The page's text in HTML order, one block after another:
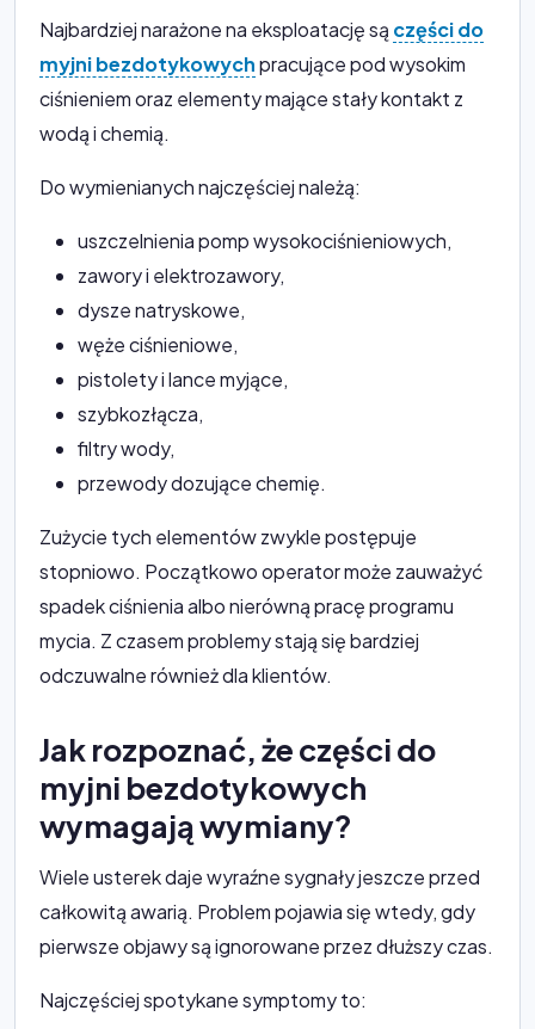
Najbardziej narażone na eksploatację są części do
myjni bezdotykowychpracujące pod wysokim
ciśnieniem oraz elementy mające stały kontakt z
wodą i chemią.
Do wymienianych najczęściej należą:
uszczelnienia pomp wysokociśnieniowych,
zawory i elektrozawory,
dysze natryskowe,
węże ciśnieniowe,
pistolety i lance myjące,
szybkozłącza,
filtry wody,
przewody dozujące chemię.
Zużycie tych elementów zwykle postępuje
stopniowo. Początkowo operator może zauważyć
spadek ciśnienia albo nierówną pracę programu
mycia. Z czasem problemy stają się bardziej
odczuwalne również dla klientów.
Jak rozpoznać, że części do
myjni bezdotykowych
wymagają wymiany?
Wiele usterek daje wyraźne sygnały jeszcze przed
całkowitą awarią. Problem pojawia się wtedy, gdy
pierwsze objawy są ignorowane przez dłuższy czas.
Najczęściej spotykane symptomy to: